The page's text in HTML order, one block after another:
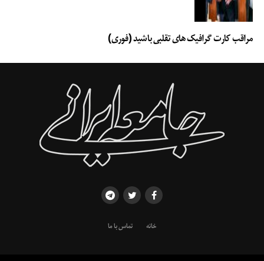
مراقب کارت گرافیک های تقلبی باشید (فوری)
خانه تماس با ما